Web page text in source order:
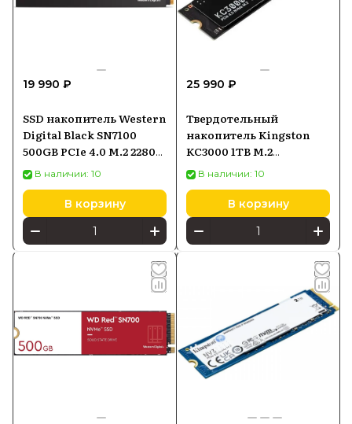
19 990 ₽
SSD накопитель Western
Digital Black SN7100
500GB PCIe 4.0 M.2 2280
(WDS500G4X0E00CJA0)
В наличии: 10
В корзину
25 990 ₽
Твердотельный
накопитель Kingston
KC3000 1TB M.2
SKC3000S1024G
В наличии: 10
В корзину